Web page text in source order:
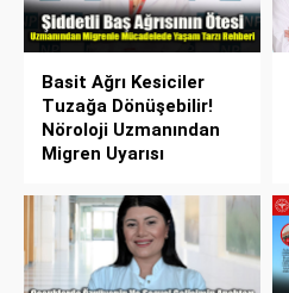
Basit Ağrı Kesiciler
Tuzağa Dönüşebilir!
Nöroloji Uzmanından
Migren Uyarısı